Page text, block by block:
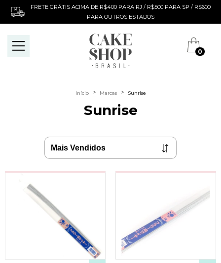
FRETE GRÁTIS ACIMA DE R$400 PARA RJ / R$500 PARA SP / R$600
PARA OUTROS ESTADOS
0
Início > Marcas > Sunrise
Sunrise